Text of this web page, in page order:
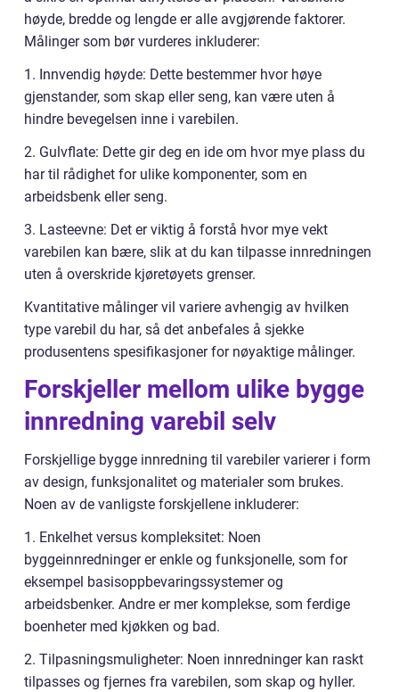
høyde, bredde og lengde er alle avgjørende faktorer.
Målinger som bør vurderes inkluderer:
1. Innvendig høyde: Dette bestemmer hvor høye
gjenstander, som skap eller seng, kan være uten å
hindre bevegelsen inne i varebilen.
2. Gulvflate: Dette gir deg en ide om hvor mye plass du
har til rådighet for ulike komponenter, som en
arbeidsbenk eller seng.
3. Lasteevne: Det er viktig å forstå hvor mye vekt
varebilen kan bære, slik at du kan tilpasse innredningen
uten å overskride kjøretøyets grenser.
Kvantitative målinger vil variere avhengig av hvilken
type varebil du har, så det anbefales å sjekke
produsentens spesifikasjoner for nøyaktige målinger.
Forskjeller mellom ulike bygge
innredning varebil selv
Forskjellige bygge innredning til varebiler varierer i form
av design, funksjonalitet og materialer som brukes.
Noen av de vanligste forskjellene inkluderer:
1. Enkelhet versus kompleksitet: Noen
byggeinnredninger er enkle og funksjonelle, som for
eksempel basisoppbevaringssystemer og
arbeidsbenker. Andre er mer komplekse, som ferdige
boenheter med kjøkken og bad.
2. Tilpasningsmuligheter: Noen innredninger kan raskt
tilpasses og fjernes fra varebilen, som skap og hyller.